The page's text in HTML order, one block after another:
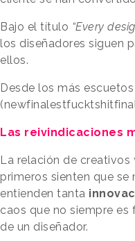
Bajo el título “Every
los diseñadores siguen
ellos.
Desde los más
Las reivindicaciones
La relación de creativos
primeros sienten que se
entienden tanta
caos que no siempre
de un diseñador.